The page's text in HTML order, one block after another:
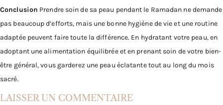
Conclusion Prendre soin de sa peau pendant le Ramadan ne demande
pas beaucoup d’efforts, mais une bonne hygiène de vie et une routine
adaptée peuvent faire toute la différence. En hydratant votre peau, en
adoptant une alimentation équilibrée et en prenant soin de votre bien-
être général, vous garderez une peau éclatante tout au long du mois
sacré.
LAISSER UN COMMENTAIRE